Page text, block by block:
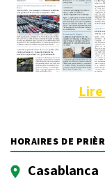
HORAIRES DE
Casablanca